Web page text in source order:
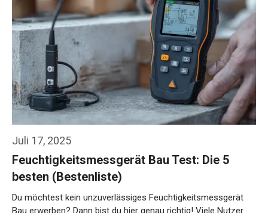
Juli 17, 2025
Feuchtigkeitsmessgerät Bau Test: Die 5
besten (Bestenliste)
Du möchtest kein unzuverlässiges Feuchtigkeitsmessgerät
Bau erwerben? Dann bist du hier genau richtig! Viele Nutzer